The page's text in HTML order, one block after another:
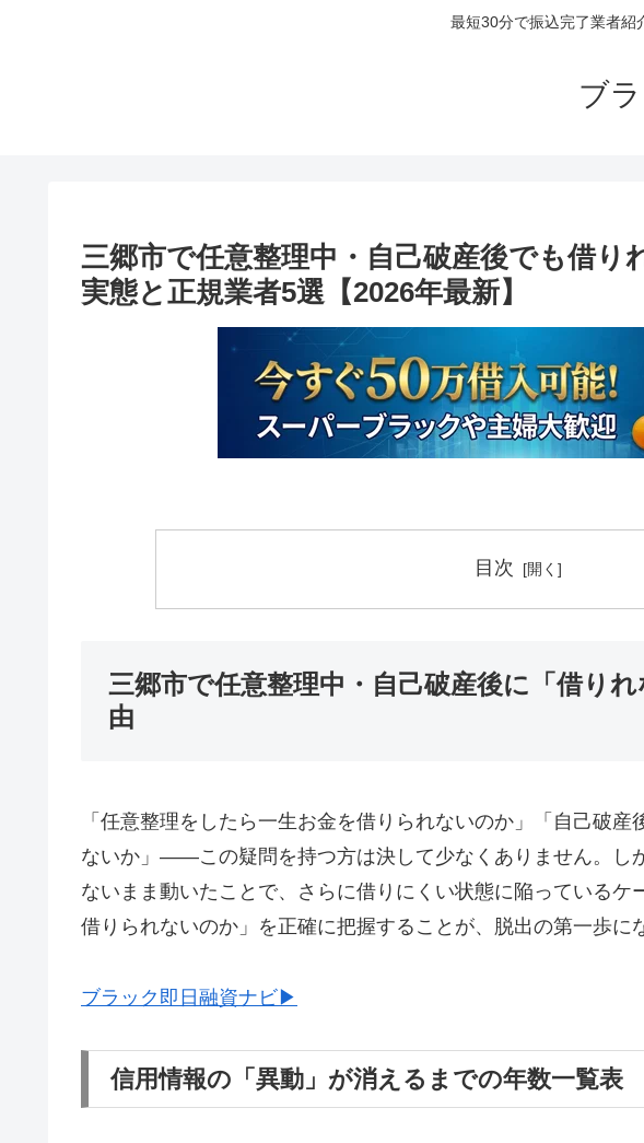
最短30分で振込完了業者紹
ブ
三郷市で任意整理中・自己破産後でも借り
実態と正規業者5選【2026年最新】
目次
三郷市で任意整理中・自己破産後に「借り
由
「任意整理をしたら一生お金を借りられないのか」「自己破
ないか」——この疑問を持つ方は決して少なくありません。し
ないまま動いたことで、さらに借りにくい状態に陥っているケ
借りられないのか」を正確に把握することが、脱出の第一歩に
ブラック即日融資ナビ▶
信用情報の「異動」が消えるまでの年数一覧表